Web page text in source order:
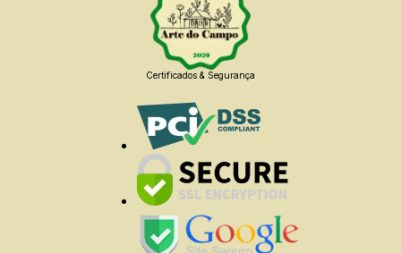
Certificados & Segurança